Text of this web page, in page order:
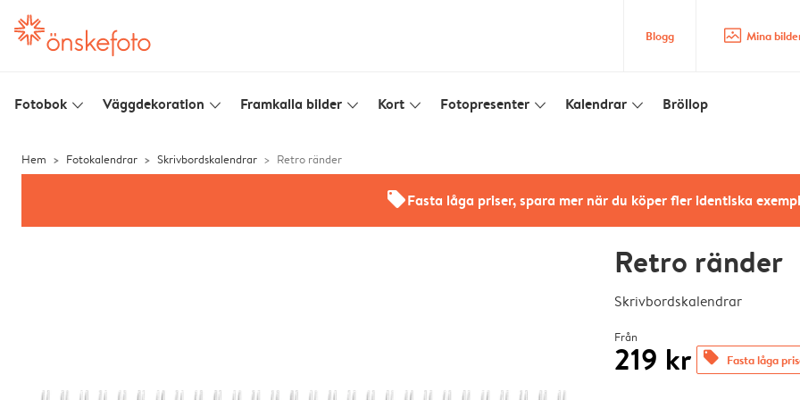
Blogg image_placeholder Mina
Fotobok slim_arrow_down Väggdekoration slim_arrow_down Framkalla bilder slim_arrow_down Kort slim_arrow_down Fotopresenter slim_arrow_down Kalendrar slim_arrow_down Bröllop
Hem Fotokalendrar Skrivbordskalendrar Retro ränder
offersFasta låga priser, spara mer när du köper fler identiska
Retro ränder
Skrivbordskalendrar
Från
219 kr offers Fasta låga